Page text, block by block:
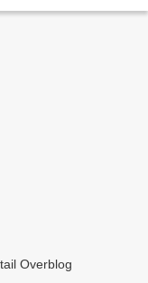
Overblog